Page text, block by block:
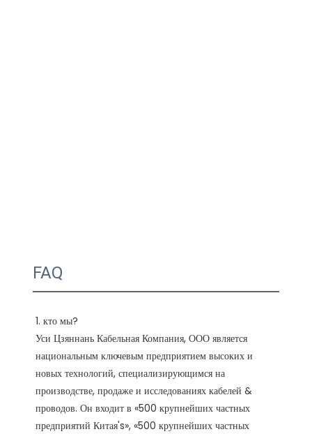
FAQ
1. кто мы?
Уси Цзяннань Кабельная Компания, ООО является
национальным ключевым предприятием высоких и
новых технологий, специализирующимся на
производстве, продаже и исследованиях кабелей &
проводов. Он входит в «500 крупнейших частных
предприятий Китая's», «500 крупнейших частных